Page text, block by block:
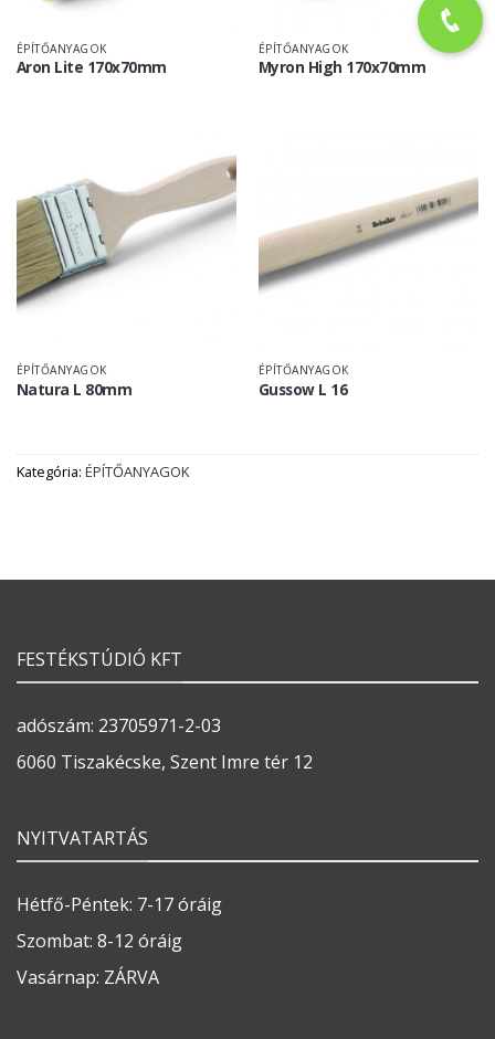
ÉPÍTŐANYAGOK
Aron Lite 170x70mm
ÉPÍTŐANYAGOK
Myron High 170x70mm
ÉPÍTŐANYAGOK
Natura L 80mm
ÉPÍTŐANYAGOK
Gussow L 16
Kategória: ÉPÍTŐANYAGOK
FESTÉKSTÚDIÓ KFT
adószám: 23705971-2-03
6060 Tiszakécske, Szent Imre tér 12
NYITVATARTÁS
Hétfő-Péntek: 7-17 óráig
Szombat: 8-12 óráig
Vasárnap: ZÁRVA